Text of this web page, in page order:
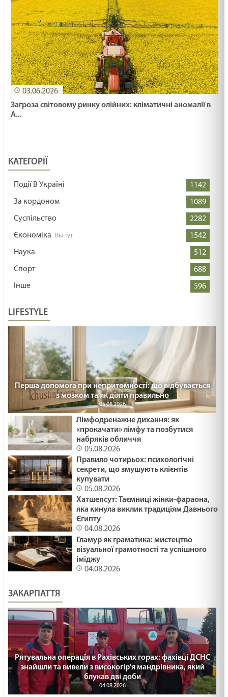
03.06.2026
Загроза світовому ринку олійних: кліматичні аномалії в
А...
КАТЕГОРІЇ
Події В Україні
1142
За кордоном
1089
Суспільство
2282
Єкономіка
1542
Наука
512
Спорт
688
Інше
596
LIFESTYLE
Перша допомога при непритомності: що відбувається
з мозком та як діяти правильно
05.08.2026
Лімфодренажне дихання: як
«прокачати» лімфу та позбутися
набряків обличчя
05.08.2026
Правило чотирьох: психологічні
секрети, що змушують клієнтів
купувати
05.08.2026
Хатшепсут: Таємниці жінки-фараона,
яка кинула виклик традиціям Давнього
Єгипту
04.08.2026
Гламур як граматика: мистецтво
візуальної грамотності та успішного
іміджу
04.08.2026
ЗАКАРПАТТЯ
Рятувальна операція в Рахівських горах: фахівці ДСНС
знайшли та вивели з високогір'я мандрівника, який
блукав дві доби
04.08.2026